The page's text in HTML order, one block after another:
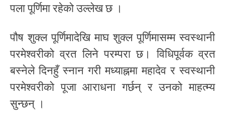
पला पूर्णिमा रहेको उल्लेख छ ।
पौष शुक्ल पूर्णिमादेखि माघ शुक्ल पूर्णिमासम्म स्वस्थानी
परमेश्वरीको व्रत लिने परम्परा छ। विधिपूर्वक व्रत
बस्नेले दिनहुँ स्नान गरी मध्याह्नमा महादेव र स्वस्थानी
परमेश्वरीको पूजा आराधना गर्छन् र उनको माहत्म्य
सुन्छन् ।